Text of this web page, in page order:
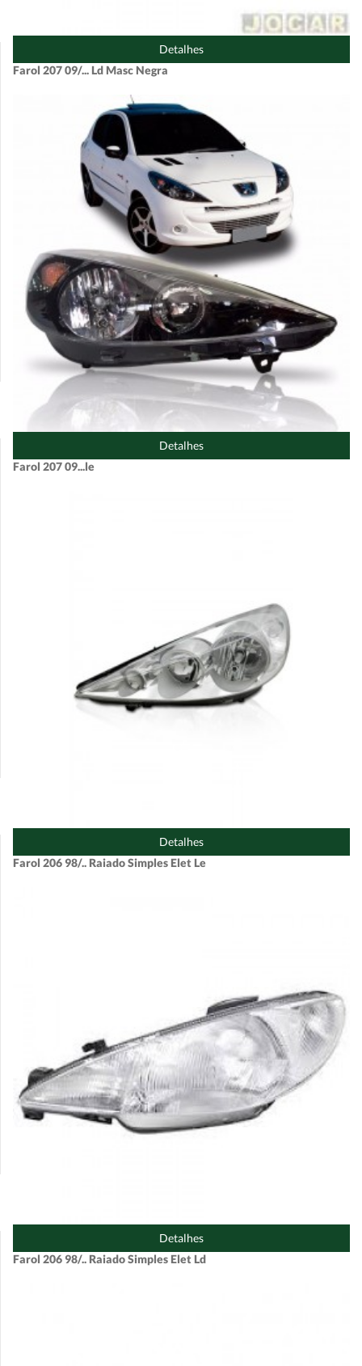
Detalhes
Farol 207 09/... Ld Masc Negra
Detalhes
Farol 207 09...le
Detalhes
Farol 206 98/.. Raiado Simples Elet Le
Detalhes
Farol 206 98/.. Raiado Simples Elet Ld